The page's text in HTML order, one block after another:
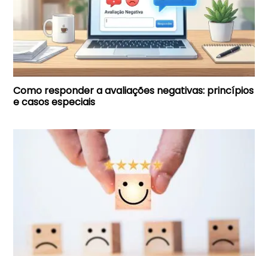
Como responder a avaliações negativas: princípios
e casos especiais